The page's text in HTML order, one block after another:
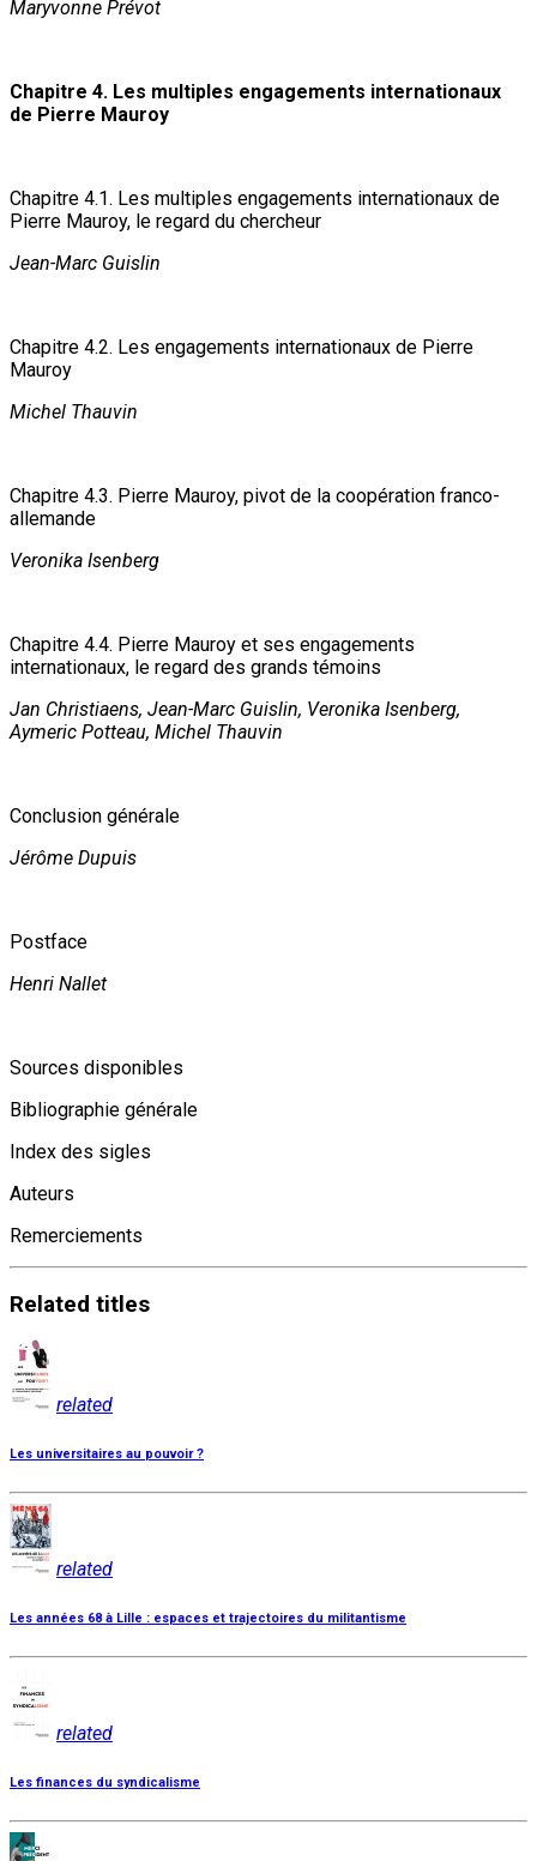
Maryvonne Prévot
Chapitre 4. Les multiples engagements internationaux
de Pierre Mauroy
Chapitre 4.1. Les multiples engagements internationaux de
Pierre Mauroy, le regard du chercheur
Jean-Marc Guislin
Chapitre 4.2. Les engagements internationaux de Pierre
Mauroy
Michel Thauvin
Chapitre 4.3. Pierre Mauroy, pivot de la coopération franco-
allemande
Veronika Isenberg
Chapitre 4.4. Pierre Mauroy et ses engagements
internationaux, le regard des grands témoins
Jan Christiaens, Jean-Marc Guislin, Veronika Isenberg,
Aymeric Potteau, Michel Thauvin
Conclusion générale
Jérôme Dupuis
Postface
Henri Nallet
Sources disponibles
Bibliographie générale
Index des sigles
Auteurs
Remerciements
Related titles
related
Les universitaires au pouvoir ?
related
Les années 68 à Lille : espaces et trajectoires du militantisme
related
Les finances du syndicalisme